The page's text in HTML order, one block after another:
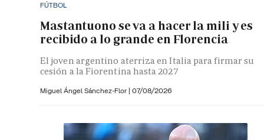
FÚTBOL
Mastantuono se va a hacer la mili y es
recibido a lo grande en Florencia
El joven argentino aterriza en Italia para firmar su
cesión a la Fiorentina hasta 2027
Miguel Ángel Sánchez-Flor | 07/08/2026